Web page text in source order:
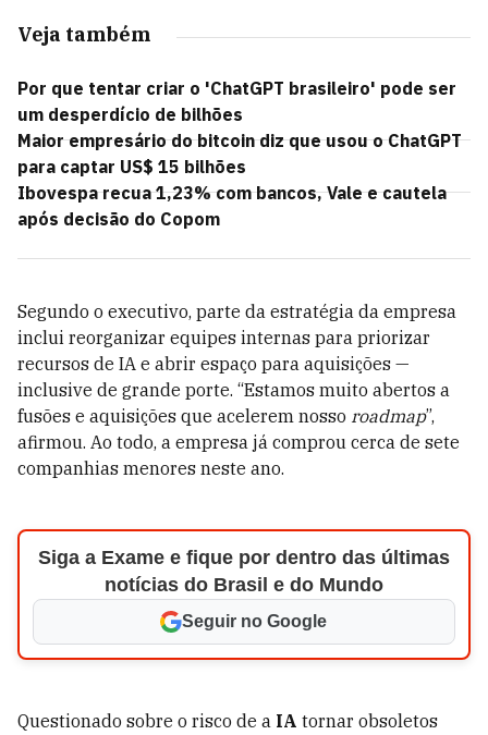
Veja também
Por que tentar criar o 'ChatGPT brasileiro' pode ser
um desperdício de bilhões
Maior empresário do bitcoin diz que usou o ChatGPT
para captar US$ 15 bilhões
Ibovespa recua 1,23% com bancos, Vale e cautela
após decisão do Copom
Segundo o executivo, parte da estratégia da empresa
inclui reorganizar equipes internas para priorizar
recursos de IA e abrir espaço para aquisições —
inclusive de grande porte. “Estamos muito abertos a
fusões e aquisições que acelerem nosso roadmap”,
afirmou. Ao todo, a empresa já comprou cerca de sete
companhias menores neste ano.
Siga a Exame e fique por dentro das últimas
notícias do Brasil e do Mundo
Seguir no Google
Questionado sobre o risco de a IA tornar obsoletos